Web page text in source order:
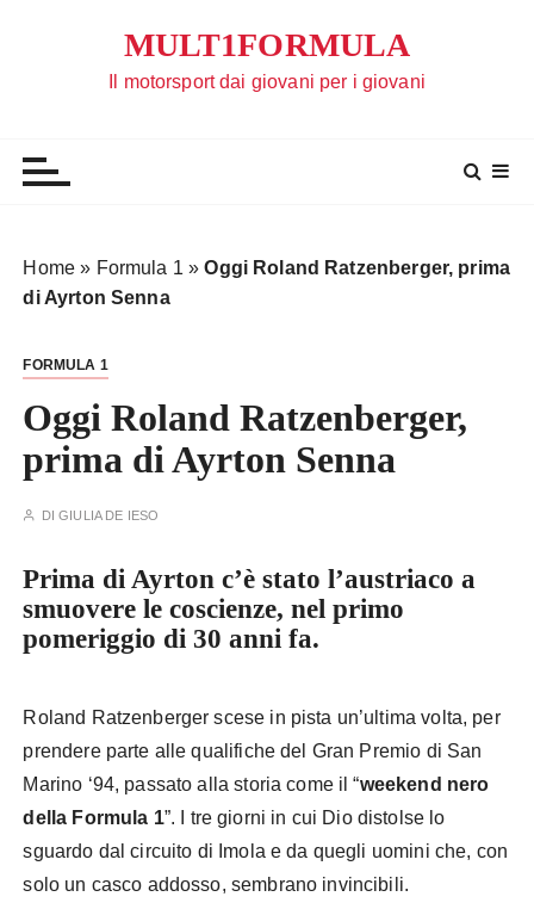
MULT1FORMULA
Il motorsport dai giovani per i giovani
Home » Formula 1 »Oggi Roland Ratzenberger, prima
di Ayrton Senna
FORMULA 1
Oggi Roland Ratzenberger,
prima di Ayrton Senna
DIGIULIA DE IESO
Prima di Ayrton c’è stato l’austriaco a
smuovere le coscienze, nel primo
pomeriggio di 30 anni fa.
Roland Ratzenberger scese in pista un’ultima volta, per
prendere parte alle qualifiche del Gran Premio di San
Marino ‘94, passato alla storia come il “weekend nero
della Formula 1”. I tre giorni in cui Dio distolse lo
sguardo dal circuito di Imola e da quegli uomini che, con
solo un casco addosso, sembrano invincibili.